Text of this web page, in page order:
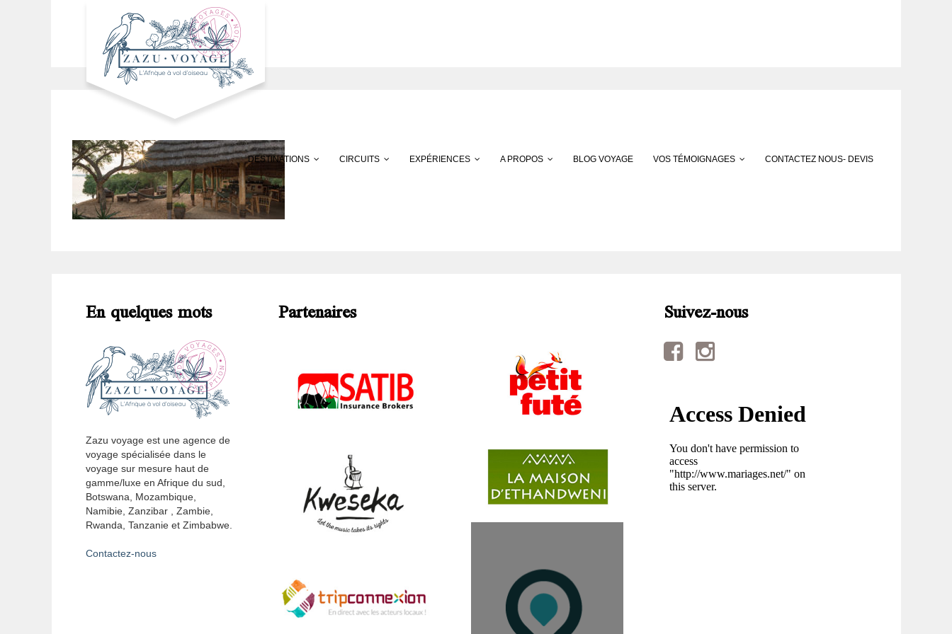
DESTINATIONS CIRCUITS EXPÉRIENCES A PROPOS BLOG VOYAGE VOS TÉMOIGNAGES CONTACTEZ NOUS- DEVIS
En quelques mots
Zazu voyage est une agence de
voyage spécialisée dans le
voyage sur mesure haut de
gamme/luxe en Afrique du sud,
Botswana, Mozambique,
Namibie, Zanzibar , Zambie,
Rwanda, Tanzanie et Zimbabwe.
Contactez-nous
Partenaires Suivez-nous